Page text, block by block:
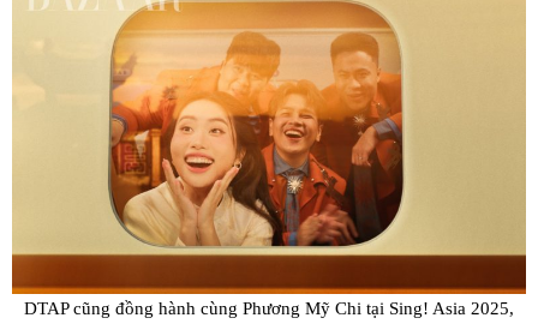
DTAP cũng đồng hành cùng Phương Mỹ Chi tại Sing! Asia 2025,